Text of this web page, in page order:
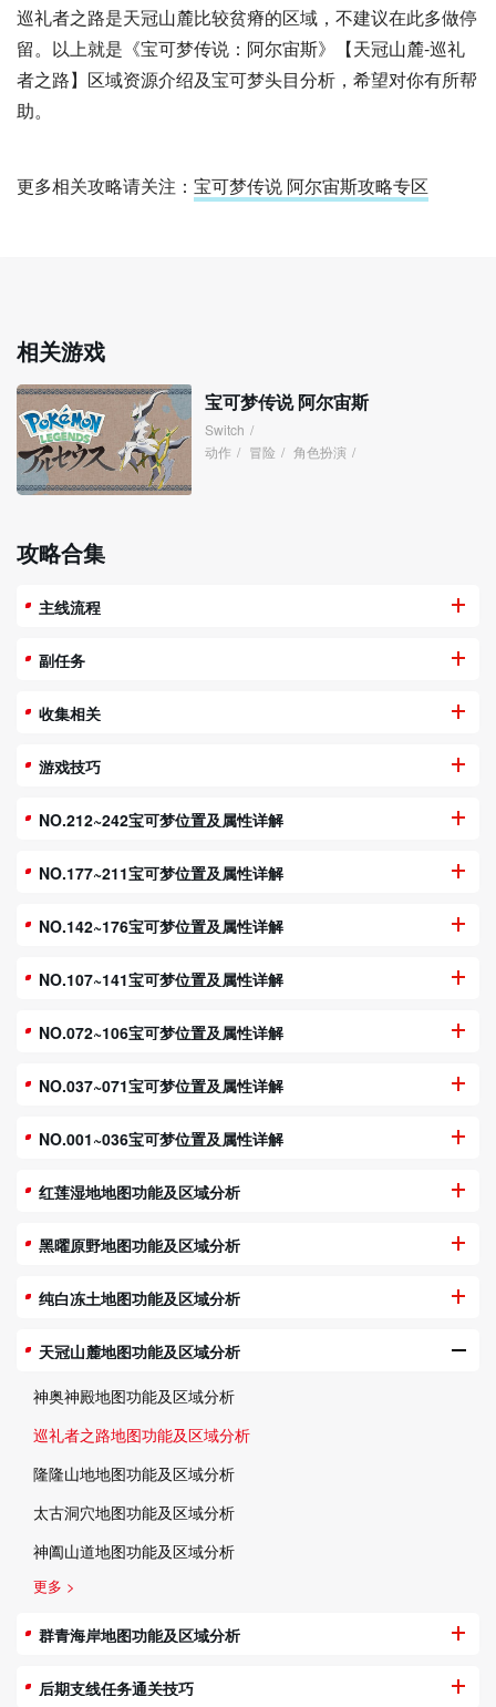
巡礼者之路是天冠山麓比较贫瘠的区域，不建议在此多做停
留。以上就是《宝可梦传说：阿尔宙斯》【天冠山麓-巡礼
者之路】区域资源介绍及宝可梦头目分析，希望对你有所帮
助。
更多相关攻略请关注： 宝可梦传说 阿尔宙斯攻略专区
相关游戏
宝可梦传说 阿尔宙斯
Switch /
动作 / 冒险 / 角色扮演 /
攻略合集
主线流程
副任务
收集相关
游戏技巧
NO.212~242宝可梦位置及属性详解
NO.177~211宝可梦位置及属性详解
NO.142~176宝可梦位置及属性详解
NO.107~141宝可梦位置及属性详解
NO.072~106宝可梦位置及属性详解
NO.037~071宝可梦位置及属性详解
NO.001~036宝可梦位置及属性详解
红莲湿地地图功能及区域分析
黑曜原野地图功能及区域分析
纯白冻土地图功能及区域分析
天冠山麓地图功能及区域分析
神奥神殿地图功能及区域分析
巡礼者之路地图功能及区域分析
隆隆山地地图功能及区域分析
太古洞穴地图功能及区域分析
神阖山道地图功能及区域分析
更多 >
群青海岸地图功能及区域分析
后期支线任务通关技巧